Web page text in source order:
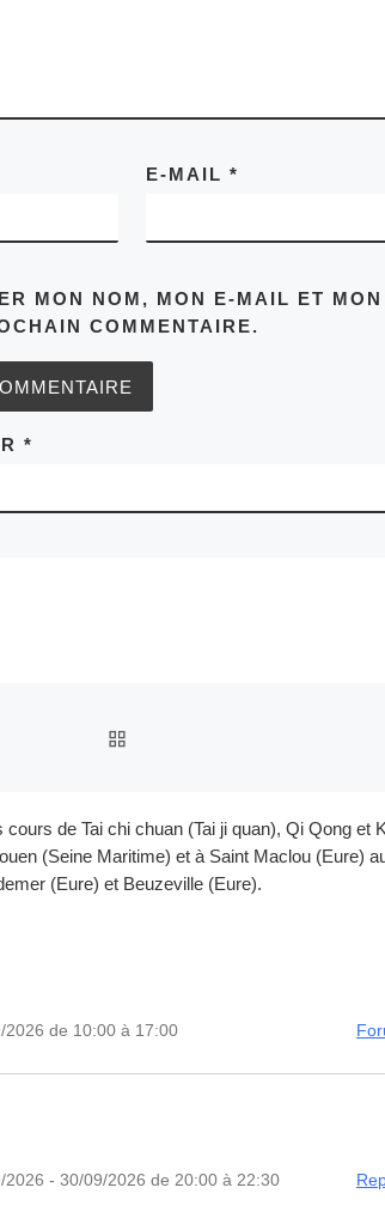
E-MAIL *
MON NOM, MON E-MAIL ET
COMMENTAIRE.
*
de Tai chi chuan (Tai ji quan), Qi Qong et
(Seine Maritime) et à Saint Maclou (Eure)
(Eure) et Beuzeville (Eure).
2026 de 10:00 à 17:00
2026 - 30/09/2026 de 20:00 à 22:30